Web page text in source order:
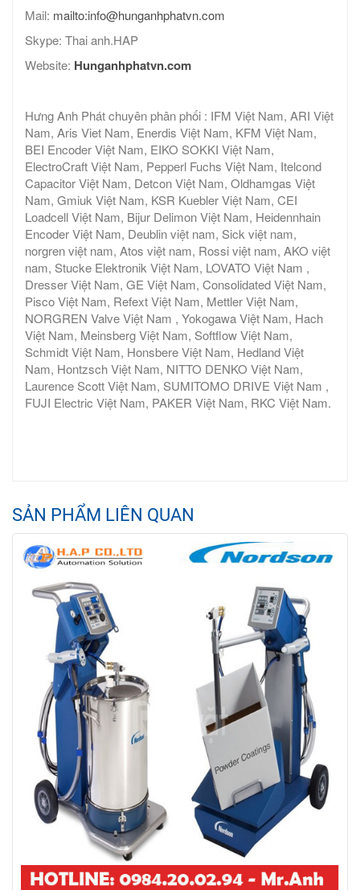
Mail: mailto:info@hunganhphatvn.com
Skype: Thai anh.HAP
Website: Hunganhphatvn.com
Hưng Anh Phát chuyên phân phối : IFM Việt Nam, ARI Việt
Nam, Aris Viet Nam, Enerdis Việt Nam, KFM Việt Nam,
BEI Encoder Việt Nam, EIKO SOKKI Việt Nam,
ElectroCraft Việt Nam, Pepperl Fuchs Việt Nam, Itelcond
Capacitor Việt Nam, Detcon Việt Nam, Oldhamgas Việt
Nam, Gmiuk Việt Nam, KSR Kuebler Việt Nam, CEI
Loadcell Việt Nam, Bijur Delimon Việt Nam, Heidennhain
Encoder Việt Nam, Deublin việt nam, Sick việt nam,
norgren việt nam, Atos việt nam, Rossi việt nam, AKO việt
nam, Stucke Elektronik Việt Nam, LOVATO Việt Nam ,
Dresser Việt Nam, GE Việt Nam, Consolidated Việt Nam,
Pisco Việt Nam, Refext Việt Nam, Mettler Việt Nam,
NORGREN Valve Việt Nam , Yokogawa Việt Nam, Hach
Việt Nam, Meinsberg Việt Nam, Softflow Việt Nam,
Schmidt Việt Nam, Honsbere Việt Nam, Hedland Việt
Nam, Hontzsch Việt Nam, NITTO DENKO Việt Nam,
Laurence Scott Việt Nam, SUMITOMO DRIVE Việt Nam ,
FUJI Electric Việt Nam, PAKER Việt Nam, RKC Việt Nam.
SẢN PHẨM LIÊN QUAN